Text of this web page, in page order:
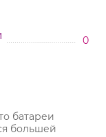
0
батареи
большей